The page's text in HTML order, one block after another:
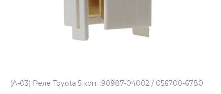
(A-03) Реле Toyota 5 конт.90987-04002 / 056700-6780